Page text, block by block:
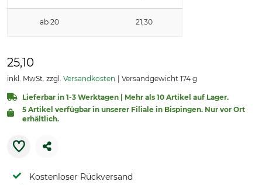
ab 20 21,30
25,10
inkl. MwSt. zzgl. Versandkosten Versandgewicht 174 g
Lieferbar in 1-3 Werktagen | Mehr als 10 Artikel auf Lager.
5 Artikel verfügbar in unserer Filiale in Bispingen. Nur vor Ort
erhältlich.
Kostenloser Rückversand